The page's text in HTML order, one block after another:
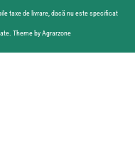
taxe de livrare, dacă nu este specificat
Theme by Agrarzone